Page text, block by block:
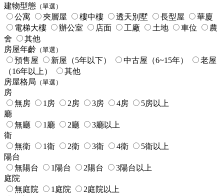
建物型態 （單選）
公寓 夾層屋 樓中樓 透天別墅 長型屋
華廈
電梯大樓
辦公室 店面 工廠 土地 車位
農
舍
其他
房屋年齡 （單選）
預售屋 新屋（5年以下） 中古屋（6~15年）
老屋
（16年以上）
其他
房屋格局 （單選）
房
無房
1房 2房 3房 4房
5房以上
廳
無廳
1廳 2廳
3廳以上
衛
無衛
1衛 2衛 3衛 4衛
5衛以上
陽台
無陽台
1陽台 2陽台
3陽台以上
庭院
無庭院
1庭院
2庭院以上